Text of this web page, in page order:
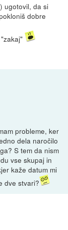
ugotovil, da si
dobre
probleme, ker
dela naročilo
S tem da nism
vse skupaj in
kaže datum mi
dve stvari?